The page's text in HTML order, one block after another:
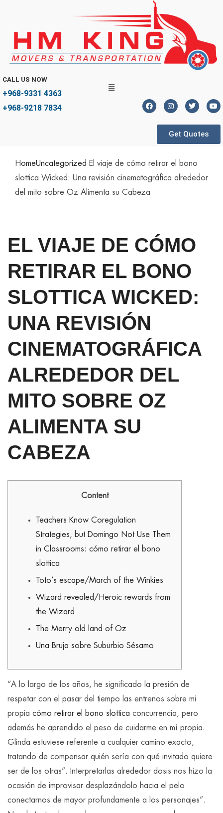
CALL US NOW
+968-9331 4363
+968-9218 7834
Get Quotes
HomeUncategorized El viaje de cómo retirar el bono
slottica Wicked: Una revisión cinematográfica alrededor
del mito sobre Oz Alimenta su Cabeza
EL VIAJE DE CÓMO
RETIRAR EL BONO
SLOTTICA WICKED:
UNA REVISIÓN
CINEMATOGRÁFICA
ALREDEDOR DEL
MITO SOBRE OZ
ALIMENTA SU
CABEZA
Content
Teachers Know Coregulation
Strategies, but Domingo Not Use Them
in Classrooms: cómo retirar el bono
slottica
Toto’s escape/March of the Winkies
Wizard revealed/Heroic rewards from
the Wizard
The Merry old land of Oz
Una Bruja sobre Suburbio Sésamo
“A lo largo de los años, he significado la presión de
respetar con el pasar del tiempo las entrenos sobre mi
propia cómo retirar el bono slottica concurrencia, pero
además he aprendido el peso de cuidarme en mí propia.
Glinda estuviese referente a cualquier camino exacto,
tratando de compensar quién serí­a con qué invitado quiere
ser de los otras”. Interpretarlas alrededor dosis nos hizo la
ocasión de improvisar desplazándolo hacia el pelo
conectarnos de mayor profundamente a los personajes”.